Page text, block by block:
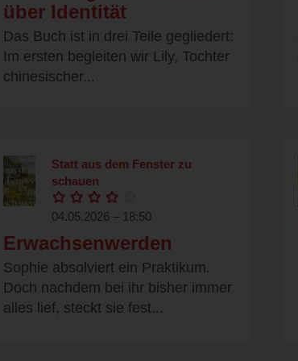
über Identität
Das Buch ist in drei Teile gegliedert:
Im ersten begleiten wir Lily, Tochter
chinesischer...
Statt aus dem Fenster zu
schauen
04.05.2026 – 18:50
Erwachsenwerden
Sophie absolviert ein Praktikum.
Doch nachdem bei ihr bisher immer
alles lief, steckt sie fest...